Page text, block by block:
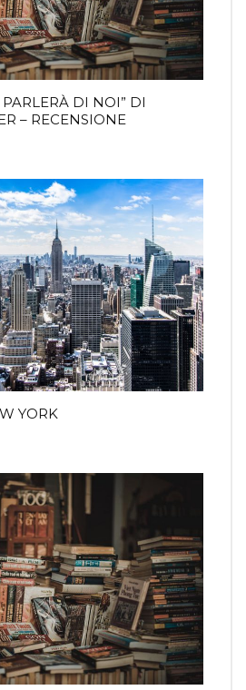
DI NOI” DI
– RECENSIONE
YORK